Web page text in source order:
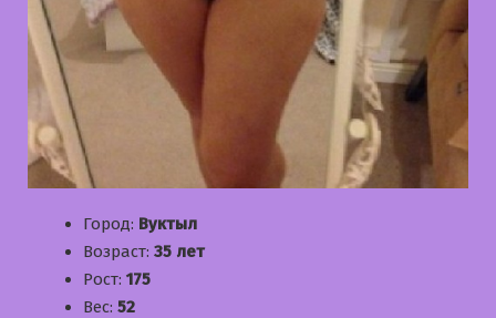
Город: Вуктыл
Возраст: 35 лет
Рост: 175
Вес: 52